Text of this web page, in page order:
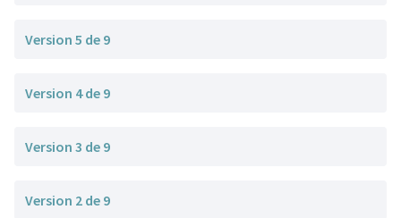
Version 5 de 9
Version 4 de 9
Version 3 de 9
Version 2 de 9